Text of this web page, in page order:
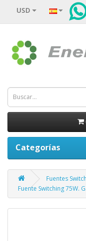
USD
Categorías
Fuentes
Fuente Switching 75W.